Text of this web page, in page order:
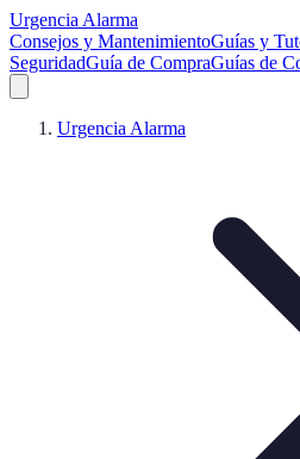
Urgencia Alarma
Consejos y MantenimientoGuías y
SeguridadGuía de CompraGuías de
Urgencia Alarma